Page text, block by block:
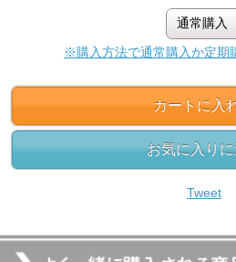
※購入方法で通常購入か定期
カートに入
お気に入り
Tweet